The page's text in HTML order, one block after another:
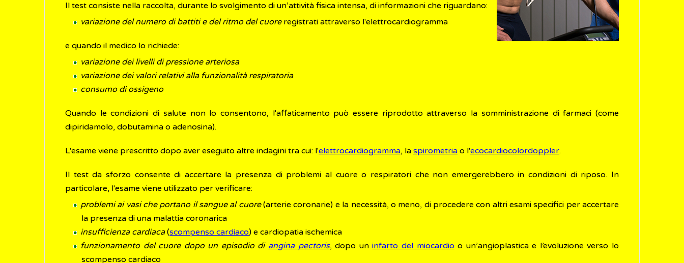
Il test consiste nella raccolta, durante lo svolgimento di un’attività fisica intensa, di informazioni che riguardano:
variazione del numero di battiti e del ritmo del cuoreregistrati attraverso l'elettrocardiogramma
e quando il medico lo richiede:
variazione dei livelli di pressione arteriosa
variazione dei valori relativi alla funzionalità respiratoria
consumo di ossigeno
Quando le condizioni di salute non lo consentono, l'affaticamento può essere riprodotto attraverso la somministrazione di farmaci (come
dipiridamolo, dobutamina o adenosina).
L'esame viene prescritto dopo aver eseguito altre indagini tra cui: l'elettrocardiogramma, la spirometria o l'ecocardiocolordoppler.
Il test da sforzo consente di accertare la presenza di problemi al cuore o respiratori che non emergerebbero in condizioni di riposo. In
particolare, l'esame viene utilizzato per verificare:
problemi ai vasi che portano il sangue al cuore(arterie coronarie) e la necessità, o meno, di procedere con altri esami specifici per accertare
la presenza di una malattia coronarica
insufficienza cardiaca(scompenso cardiaco) e cardiopatia ischemica
funzionamento del cuore dopo un episodio di angina pectoris, dopo uninfarto del miocardio o un’angioplastica e l’evoluzione verso lo
scompenso cardiaco